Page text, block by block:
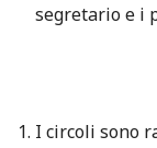
segretario e i
I circoli sono